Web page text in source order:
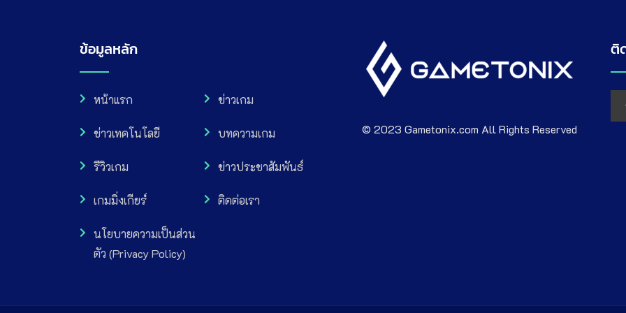
ข้อมูลหลัก
หน้าแรก ข่าวเกม
ข่าวเทคโนโลยี บทความเกม
รีวิวเกม ข่าวประชาสัมพันธ์
เกมมิ่งเกียร์ ติดต่อเรา
นโยบายความเป็นส่วน
ตัว (Privacy Policy)
© 2023 Gametonix.com All Rights Reserved
ติ